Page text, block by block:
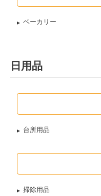
ベーカリー
日用品
台所用品
掃除用品